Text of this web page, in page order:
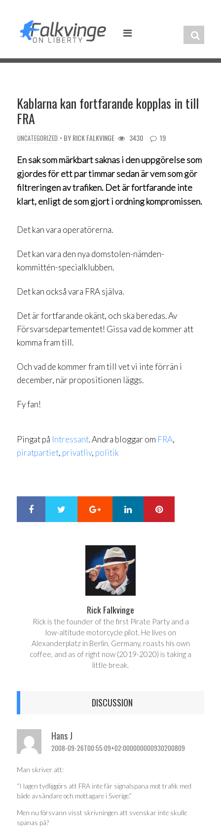
content
Kablarna kan fortfarande kopplas in till
FRA
UNCATEGORIZED • BYRICK FALKVINGE 3430 19
En sak som märkbart saknas i den uppgörelse som
gjordes för ett par timmar sedan ärvem som gör
filtreringen av trafiken. Det är fortfarande inte
klart, enligt de som gjort i ordning kompromissen.
Det kan vara operatörerna.
Det kan vara den nya domstolen-nämden-
kommittén-specialklubben.
Det kan också vara FRA själva.
Det är fortfarande okänt, och ska beredas. Av
Försvarsdepartementet! Gissa vad de kommer att
komma fram till.
Och vad de kommer fram till vet vi inte förrän i
december, när propositionen läggs.
Fy fan!
Pingat på Intressant. Andra bloggar om FRA,
piratpartiet, privatliv, politik
Google+ LinkedIn
Rick Falkvinge
Rick is the founder of the first Pirate Party and a
low-altitude motorcycle pilot. He lives on
Alexanderplatz in Berlin, Germany, roasts his own
coffee, and as of right now (2019-2020) is taking a
little break.
DISCUSSION
Hans J
2008-09-26T00:55:09+02:000000000930200809
Man skriver att:
“I lagen tydliggörs att FRA inte får signalspana mot trafik med
både avsändare och mottagare i Sverige.”
Men nu försvann visst skrivningen att svenskar inte skulle
spanas på?